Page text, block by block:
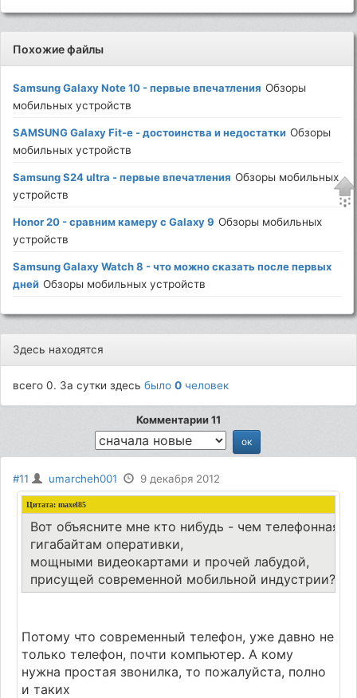
Похожие файлы
Samsung Galaxy Note 10 - первые впечатления Обзоры
мобильных устройств
SAMSUNG Galaxy Fit-e - достоинства и недостатки Обзоры
мобильных устройств
Samsung S24 ultra - первые впечатления Обзоры мобильных
устройств
Honor 20 - сравним камеру с Galaxy 9 Обзоры мобильных
устройств
Samsung Galaxy Watch 8 - что можно сказать после первых
дней Обзоры мобильных устройств
Здесь находятся
всего 0. За сутки здесьбыло0 человек
Комментарии 11
#11 umarcheh001 9 декабря 2012
Цитата: maxel85
Вот объясните мне кто нибудь - чем телефонная
гигабайтам оперативки,
мощными видеокартами и прочей лабудой,
присущей современной мобильной индустрии?
Потому что современный телефон, уже давно не
только телефон, почти компьютер. А кому
нужна простая звонилка, то пожалуйста, полно
и таких